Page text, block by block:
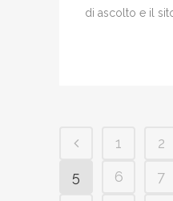
di ascolto e il
1 2
5
6 7